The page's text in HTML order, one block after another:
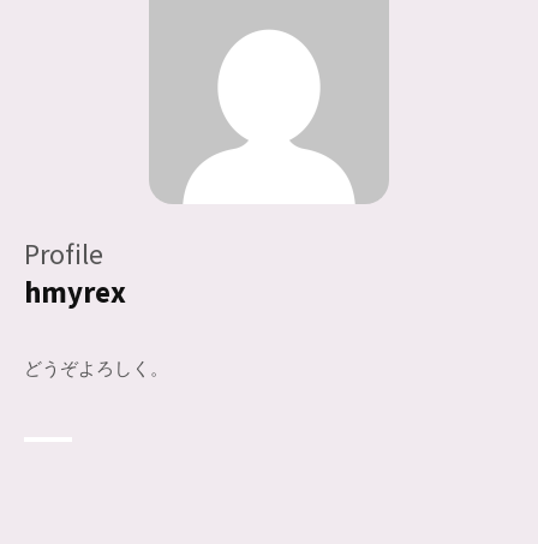
Profile
hmyrex
どうぞよろしく。